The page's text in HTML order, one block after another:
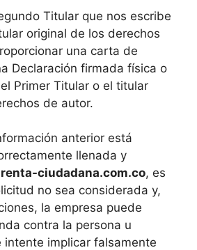
Titular que nos escribe
original de los derechos
una carta de
Declaración firmada física o
Primer Titular o el titular
de autor.
anterior está
llenada y
renta-ciudadana.com.co, es
no sea considerada y,
la empresa puede
contra la persona u
intente implicar falsamente